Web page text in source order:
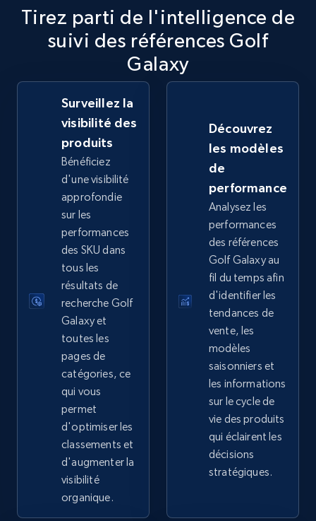
2.5K+ Commencer
eBay - Collect records by category
URL, Product id, Title, Seller name, Seller rating,
Seller reviews, Breadcrumbs, Root category, and
more.
Commencer
Google Shopping
URL, Product id, Title, Product description,
Rating, Reviews count, Images, Variations, and
more.
Commencer
Google Shopping - collects products from
web using keywords
URL, Product id, Title, Product description,
Rating, Reviews count, Images, Variations, and
Tirez parti de l'intelligence de
suivi des références Golf
Galaxy
Surveillez la
visibilité des
produits
Bénéficiez
d'une visibilité
approfondie
sur les
performances
des SKU dans
tous les
résultats de
recherche Golf
Galaxy et
toutes les
pages de
catégories, ce
qui vous
permet
d'optimiser les
classements et
d'augmenter la
visibilité
organique.
Découvrez
les modèles
de
performance
Analysez les
performances
des références
Golf Galaxy au
fil du temps afin
d'identifier les
tendances de
vente, les
modèles
saisonniers et
les informations
sur le cycle de
vie des produits
qui éclairent les
décisions
stratégiques.